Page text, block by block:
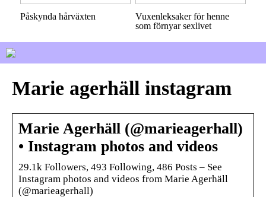
Påskynda hårväxten
Vuxenleksaker för henne
som förnyar sexlivet
Marie agerhäll instagram
Marie Agerhäll (@marieagerhall)
• Instagram photos and videos
29.1k Followers, 493 Following, 486 Posts – See
Instagram photos and videos from Marie Agerhäll
(@marieagerhall)